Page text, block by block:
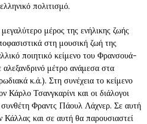
πολιτισμό.
μέρος της ενήλικης ζωής
στη μουσική ζωή της
ποιητικό κείμενο του Φρανσουά-
μέτρο ανάμεσα στα
κ.ά.). Στη συνέχεια το κείμενο
Κάρλο Τσανγκαρίνι και οι διάλογοι
Φραντς Πάουλ Λάχνερ. Σε αυτή
και σε αυτή θα παρουσιαστεί